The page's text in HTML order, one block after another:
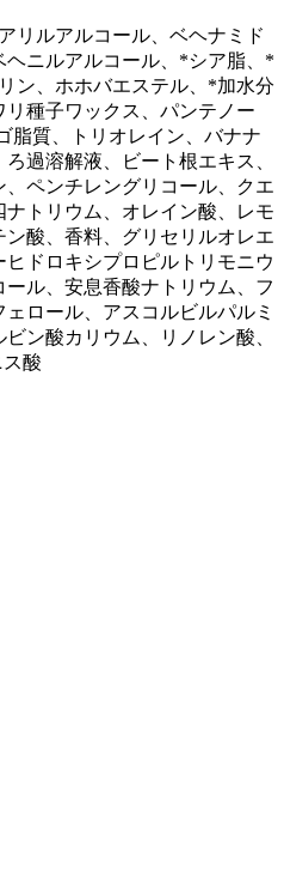
リルアルコール、ベヘナミド
ヘニルアルコール、*シア脂、*
ン、ホホバエステル、*加水分
種子ワックス、パンテノー
脂質、トリオレイン、バナナ
過溶解液、ビート根エキス、
ペンチレングリコール、クエ
トリウム、オレイン酸、レモ
酸、香料、グリセリルオレエ
ドロキシプロピルトリモニウ
ル、安息香酸ナトリウム、フ
ロール、アスコルビルパルミ
ン酸カリウム、リノレン酸、
酸